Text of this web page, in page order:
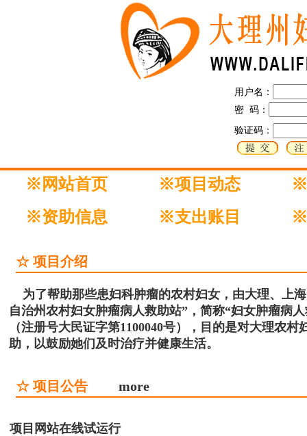
用户名：
密 码：
验证码：
※网站首页 ※项目动态
※
※资助信息
※支出账目 ※
☆ 项目介绍
为了帮助那些患妇科肿瘤的农村妇女，由大理、上
自治州农村妇女肿瘤病人救助站”，简称“妇女肿瘤病
（注册号大民证字第1100040号），目的是对大理农
助，以鼓励她们及时治疗并健康生活。
☆ 项目公告 more
项目网站在线试运行